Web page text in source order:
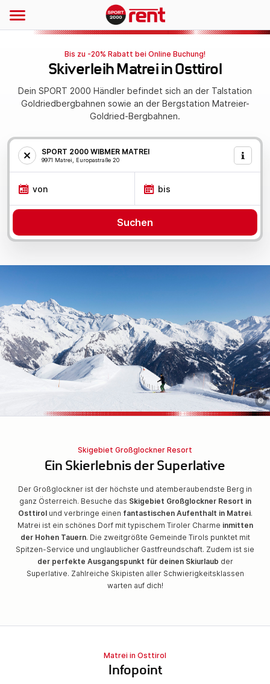
©
Bis zu -20% Rabatt bei Online Buchung!
Skiverleih Matrei in Osttirol
Dein SPORT 2000 Händler befindet sich an der Talstation
Goldriedbergbahnen sowie an der Bergstation Matreier-
Goldried-Bergbahnen.
SPORT 2000 WIBMER MATREI
9971 Matrei, Europastraße 20
von bis
Skigebiet Großglockner Resort
Ein Skierlebnis der Superlative
Der Großglockner ist der höchste und atemberaubendste Berg in
ganz Österreich. Besuche das Skigebiet Großglockner Resort in
Osttirolund verbringe einen fantastischen Aufenthalt in Matrei.
Matrei ist ein schönes Dorf mit typischem Tiroler Charme inmitten
der Hohen Tauern. Die zweitgrößte Gemeinde Tirols punktet mit
Spitzen-Service und unglaublicher Gastfreundschaft. Zudem ist sie
der perfekte Ausgangspunkt für deinen Skiurlaub der
Superlative. Zahlreiche Skipisten aller Schwierigkeitsklassen
warten auf dich!
Matrei in Osttirol
Infopoint